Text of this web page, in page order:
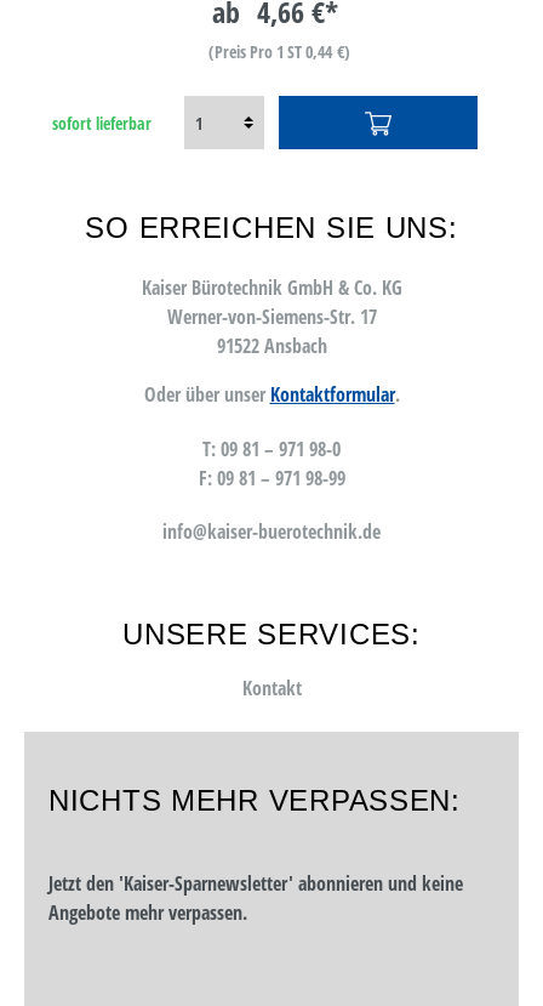
ab 4,66 €*
(Preis Pro 1 ST 0,44 €)
sofort lieferbar
SO ERREICHEN SIE UNS:
Kaiser Bürotechnik GmbH & Co. KG
Werner-von-Siemens-Str. 17
91522 Ansbach
Oder über unserKontaktformular.
T: 09 81 – 971 98-0
F: 09 81 – 971 98-99
info@kaiser-buerotechnik.de
UNSERE SERVICES:
Kontakt
NICHTS MEHR VERPASSEN:
Jetzt den 'Kaiser-Sparnewsletter' abonnieren und keine
Angebote mehr verpassen.